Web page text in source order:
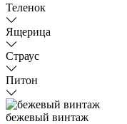
Теленок
Ящерица
Страус
Питон
бежевый винтаж